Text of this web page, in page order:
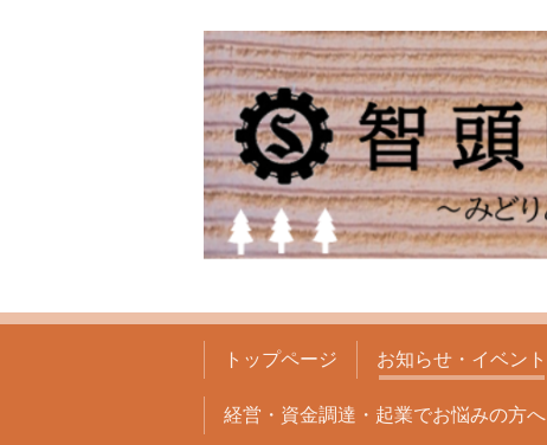
トップページ お知らせ・イベント
経営・資金調達・起業でお悩みの方へ